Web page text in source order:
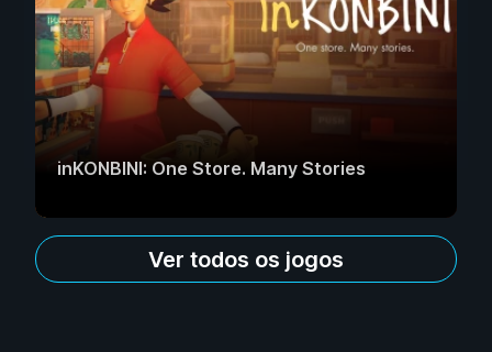
inKONBINI: One Store. Many Stories
Ver todos os jogos